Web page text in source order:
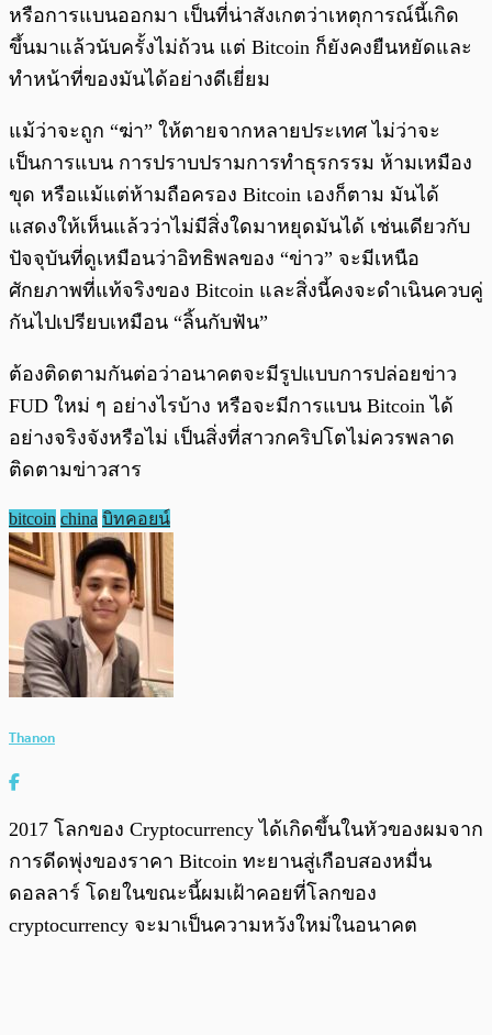
หรือการแบนออกมา เป็นที่น่าสังเกตว่าเหตุการณ์นี้เกิด
ขึ้นมาแล้วนับครั้งไม่ถ้วน แต่ Bitcoin ก็ยังคงยืนหยัดและ
ทำหน้าที่ของมันได้อย่างดีเยี่ยม
แม้ว่าจะถูก “ฆ่า” ให้ตายจากหลายประเทศ ไม่ว่าจะ
เป็นการแบน การปราบปรามการทำธุรกรรม ห้ามเหมือง
ขุด หรือแม้แต่ห้ามถือครอง Bitcoin เองก็ตาม มันได้
แสดงให้เห็นแล้วว่าไม่มีสิ่งใดมาหยุดมันได้ เช่นเดียวกับ
ปัจจุบันที่ดูเหมือนว่าอิทธิพลของ “ข่าว” จะมีเหนือ
ศักยภาพที่แท้จริงของ Bitcoin และสิ่งนี้คงจะดำเนินควบคู่
กันไปเปรียบเหมือน “ลิ้นกับฟัน”
ต้องติดตามกันต่อว่าอนาคตจะมีรูปแบบการปล่อยข่าว
FUD ใหม่ ๆ อย่างไรบ้าง หรือจะมีการแบน Bitcoin ได้
อย่างจริงจังหรือไม่ เป็นสิ่งที่สาวกคริปโตไม่ควรพลาด
ติดตามข่าวสาร
bitcoin china บิทคอยน์
Thanon
2017 โลกของ Cryptocurrency ได้เกิดขึ้นในหัวของผมจาก
การดีดพุ่งของราคา Bitcoin ทะยานสู่เกือบสองหมื่น
ดอลลาร์ โดยในขณะนี้ผมเฝ้าคอยที่โลกของ
cryptocurrency จะมาเป็นความหวังใหม่ในอนาคต